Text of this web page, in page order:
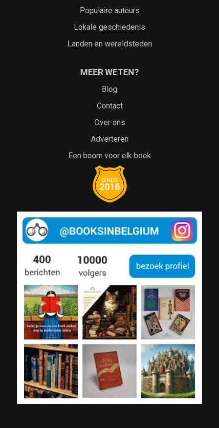
Populaire auteurs
Lokale geschiedenis
Landen en wereldsteden
MEER WETEN?
Blog
Contact
Over ons
Adverteren
Een boom voor elk boek